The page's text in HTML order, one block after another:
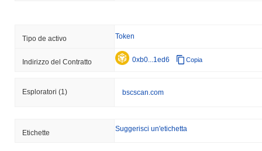
Tipo de activo Token
Indirizzo del Contratto 0xb0...1ed6 Copia
Esploratori (1) bscscan.com
Etichette Suggerisci un'etichetta